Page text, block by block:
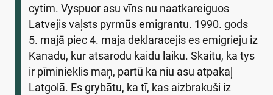
cytim. Vyspuor asu vīns nu naatkareiguos
Latvejis vaļsts pyrmūs emigrantu. 1990. gods
5. majā piec 4. maja deklaracejis es emigrieju iz
Kanadu, kur atsarodu kaidu laiku. Skaitu, ka tys
ir pīminieklis maņ, partū ka niu asu atpakaļ
Latgolā. Es grybātu, ka tī, kas aizbrakuši iz